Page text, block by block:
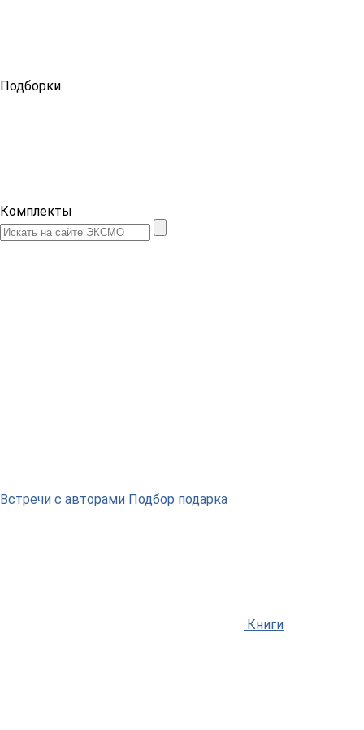
Подборки
Комплекты
Встречи с авторами Подбор подарка
Книги